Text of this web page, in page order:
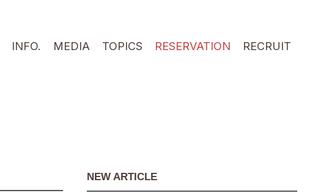
INFO. MEDIA TOPICS RESERVATION RECRUIT
NEW ARTICLE